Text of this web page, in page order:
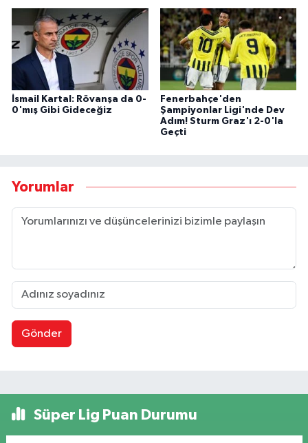
İsmail Kartal: Rövanşa da 0-
0'mış Gibi Gideceğiz
Fenerbahçe'den
Şampiyonlar Ligi'nde Dev
Adım! Sturm Graz'ı 2-0'la
Geçti
Yorumlar
Gönder
Süper Lig Puan Durumu